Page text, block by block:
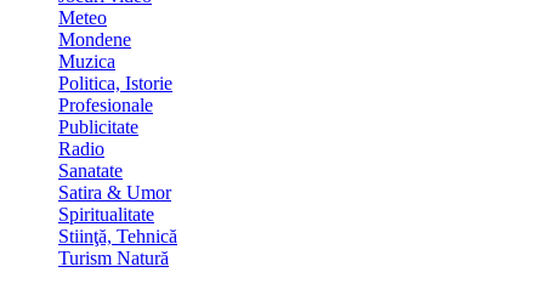
Meteo
Mondene
Muzica
Politica, Istorie
Profesionale
Publicitate
Radio
Sanatate
Satira & Umor
Spiritualitate
Stiinţă, Tehnică
Turism Natură